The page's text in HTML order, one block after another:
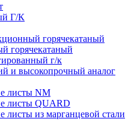
Г/К
горячекатаный
горячекатаный
г/к
и высокопрочный аналог
листы NM
листы QUARD
листы из марганцевой стали